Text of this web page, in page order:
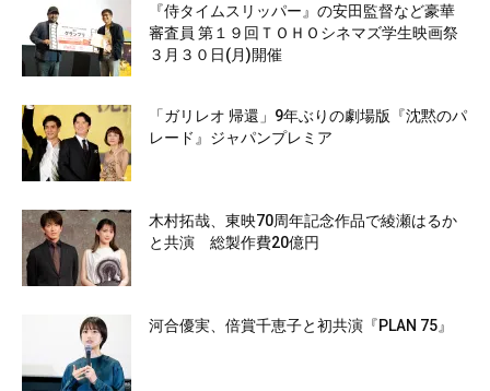
『侍タイムスリッパー』の安田監督など豪華
審査員 第１９回ＴＯＨＯシネマズ学生映画祭
３月３０日(月)開催
「ガリレオ 帰還」9年ぶりの劇場版『沈黙のパ
レード』ジャパンプレミア
木村拓哉、東映70周年記念作品で綾瀬はるか
と共演 総製作費20億円
河合優実、倍賞千恵子と初共演『PLAN 75』